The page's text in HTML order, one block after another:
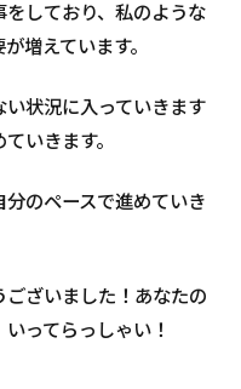
しており、私のような
増えています。
状況に入っていきます
いきます。
のペースで進めていき
ざいました！あなたの
ってらっしゃい！